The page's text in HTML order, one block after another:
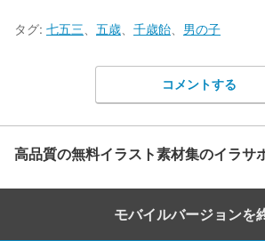
タグ: 七五三 五歳 千歳飴 男の子
コメントする
高品質の無料イラスト素材集のイラサ
モバイルバージョンを